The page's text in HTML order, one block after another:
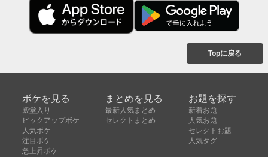
Topに戻る
ボケを見る
殿堂入り
ピックアップボケ
人気ボケ
注目ボケ
急上昇ボケ
まとめを見る
最新人気まとめ
セレクトまとめ
お題を探す
新着お題
人気お題
セレクトお題
人気タグ